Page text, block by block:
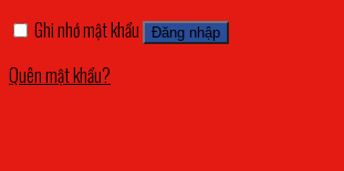
Ghi nhớ mật khẩu
Đăng nhập
Quên mật khẩu?